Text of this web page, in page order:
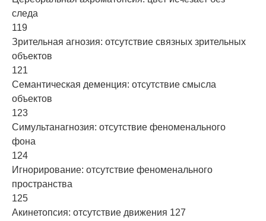
следа
119
Зрительная агнозия: отсутствие связных зрительных
объектов
121
Семантическая деменция: отсутствие смысла
объектов
123
Симультанагнозия: отсутствие феноменального
фона
124
Игнорирование: отсутствие феноменального
пространства
125
Акинетопсия: отсутствие движения 127